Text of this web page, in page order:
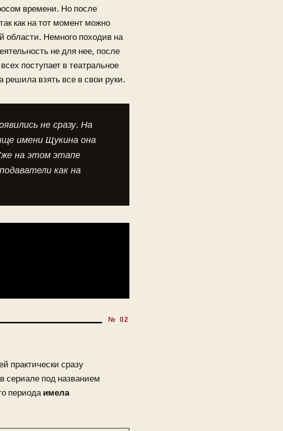
времени. Но после
как на тот момент можно
области. Немного походив на
не для нее, после
поступает в театральное
взять все в свои руки.
не сразу. На
имени Щукина она
на этом этапе
как на
практически сразу
сериале под названием
периода имела